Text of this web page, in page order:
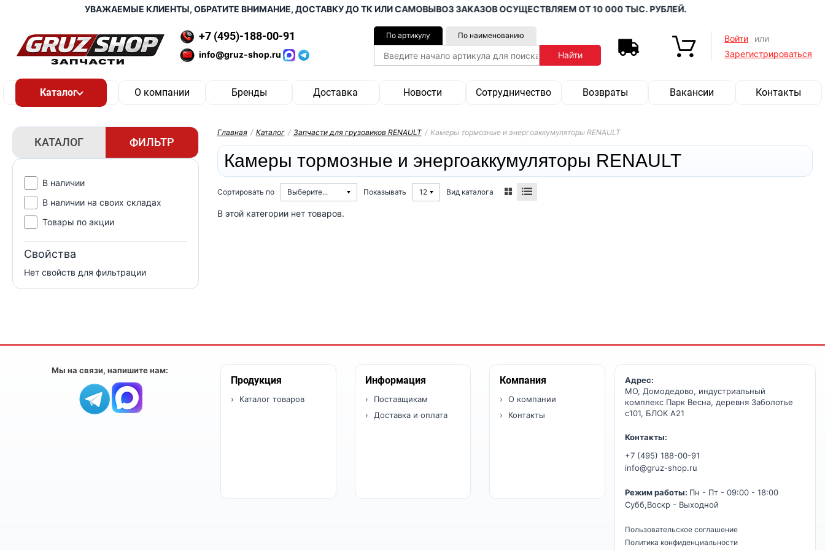
УВАЖАЕМЫЕ КЛИЕНТЫ, ОБРАТИТЕ ВНИМАНИЕ, ДОСТАВКУ ДО ТК ИЛИ САМОВЫВОЗ ЗАКАЗОВ ОСУЩЕСТВЛЯЕМ ОТ 10 000 ТЫС. РУБЛЕЙ.
+7 (495)-188-00-91
info@gruz-shop.ru
По артикулу По наименованию Войти
или
Зарегистрироваться
О компании Бренды Доставка Новости Сотрудничество Возвраты Вакансии Контакты
КАТАЛОГ ФИЛЬТР
В наличии
В наличии на своих складах
Товары по акции
Свойства
Нет свойств для фильтрации
Главная / Каталог / Запчасти для грузовиков RENAULT / Камеры тормозные и энергоаккумуляторы RENAULT
Камеры тормозные и энергоаккумуляторы RENAULT
Сортировать по Выберите... Показывать 12 Вид каталога
В этой категории нет товаров.
Мы на связи, напишите нам:
Продукция
Каталог товаров
Информация
Поставщикам
Доставка и оплата
Компания
О компании
Контакты
Адрес:
МО, Домодедово, индустриальный
комплекс Парк Весна, деревня Заболотье
с101, БЛОК А21
Контакты:
+7 (495) 188-00-91
info@gruz-shop.ru
Режим работы: Пн - Пт - 09:00 - 18:00
Субб,Воскр - Выходной
Пользовательское соглашение
Политика конфиденциальности